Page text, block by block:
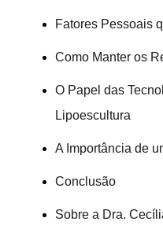
Fatores Pessoais
Como Manter os
O Papel das
Lipoescultura
A Importância de
Conclusão
Sobre a Dra.